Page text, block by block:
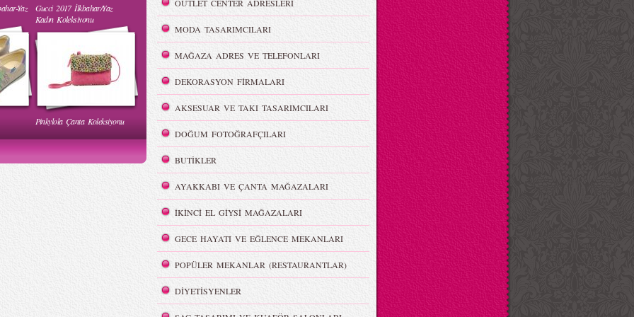
Burçe Bekrek - MBFWI Yaz
2015 Defilesi
Hakan Akkaya - MBFWI Yaz
Yaz
Gucci 2017 İlkbahar/Yaz
Kadın Koleksiyonu
Pinkylola Çanta Koleksiyonu
OUTLET CENTER ADRESLERİ
MODA TASARIMCILARI
MAĞAZA ADRES VE TELEFONLARI
DEKORASYON FİRMALARI
AKSESUAR VE TAKI TASARIMCILARI
DOĞUM FOTOĞRAFÇILARI
BUTİKLER
AYAKKABI VE ÇANTA MAĞAZALARI
İKİNCİ EL GİYSİ MAĞAZALARI
GECE HAYATI VE EĞLENCE MEKANLARI
POPÜLER MEKANLAR (RESTAURANTLAR)
DİYETİSYENLER